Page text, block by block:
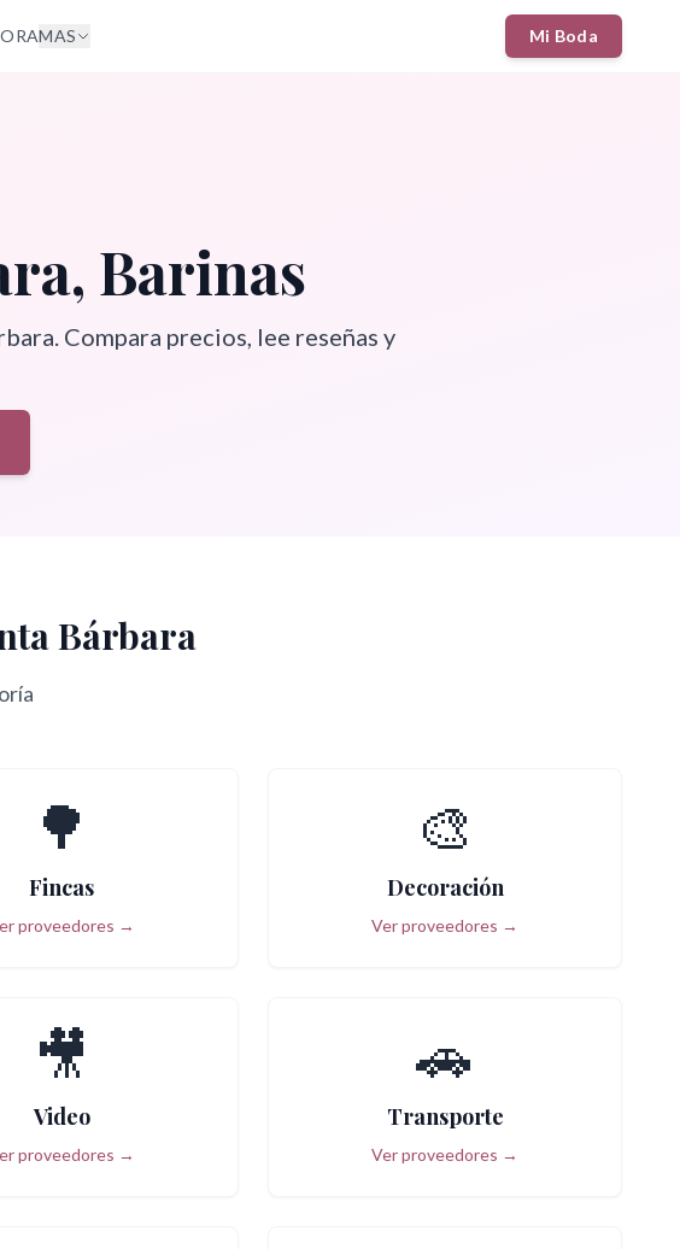
MAS Mi Boda
, Barinas
. Compara precios, lee reseñas y
Bárbara
🌳
Fincas
proveedores →
🎨
Decoración
Ver proveedores →
🎥
Video
proveedores →
🚗
Transporte
Ver proveedores →